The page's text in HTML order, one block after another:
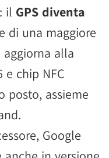
il GPS diventa
di una maggiore
aggiorna alla
e chip NFC
posto, assieme
Google